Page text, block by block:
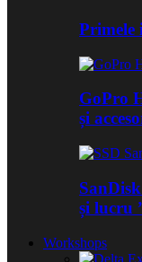
Primele
GoPro
și
și lucru
Workshops